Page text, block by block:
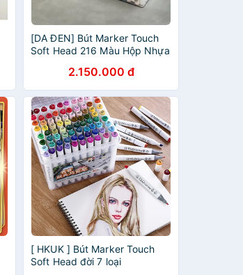
[DA ĐEN] Bút Marker Touch
Soft Head 216 Màu Hộp Nhựa
2.150.000 đ
[ HKUK ] Bút Marker Touch
Soft Head đời 7 loại